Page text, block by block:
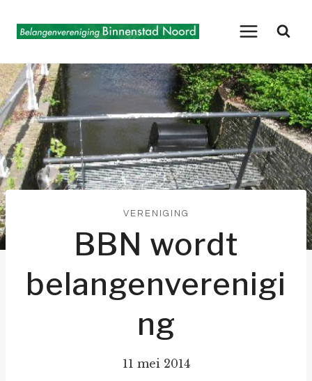
naar
VERENIGING
BBN wordt
belangenverenigi
ng
11 mei 2014